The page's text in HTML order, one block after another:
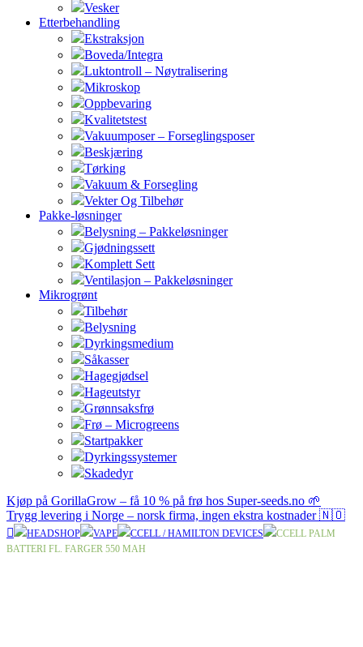
Vesker
Etterbehandling
Ekstraksjon
Boveda/Integra
Luktontroll – Nøytralisering
Mikroskop
Oppbevaring
Kvalitetstest
Vakuumposer – Forseglingsposer
Beskjæring
Tørking
Vakuum & Forsegling
Vekter Og Tilbehør
Pakke-løsninger
Belysning – Pakkeløsninger
Gjødningssett
Komplett Sett
Ventilasjon – Pakkeløsninger
Mikrogrønt
Tilbehør
Belysning
Dyrkingsmedium
Såkasser
Hagegjødsel
Hageutstyr
Grønnsaksfrø
Frø – Microgreens
Startpakker
Dyrkingssystemer
Skadedyr
Kjøp på GorillaGrow – få 10 % på frø hos Super-seeds.no 🌱
Trygg levering i Norge – norsk firma, ingen ekstra kostnader 🇳🇴
HEADSHOP VAPE CCELL / HAMILTON DEVICES
CCELL PALM
BATTERI FL. FARGER 550 MAH